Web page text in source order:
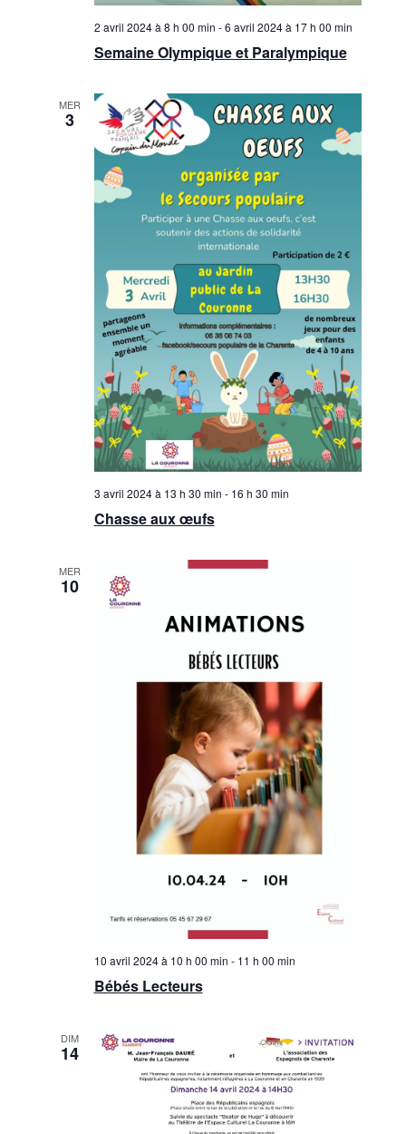
Semaine Olympique et Paralympique
2 avril 2024 à 8 h 00 min -6 avril 2024 à 17 h 00 min
MER
3
Chasse aux œufs
3 avril 2024 à 13 h 30 min - 16 h 30 min
MER
10
Bébés Lecteurs
10 avril 2024 à 10 h 00 min - 11 h 00 min
DIM
14